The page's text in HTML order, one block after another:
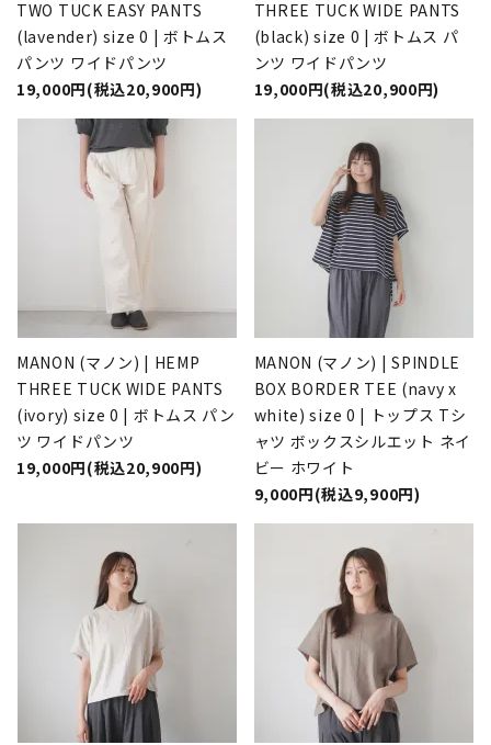
TWO TUCK EASY PANTS
(lavender) size 0 | ボトムス
パンツ ワイドパンツ
19,000円(税込20,900円)
THREE TUCK WIDE PANTS
(black) size 0 | ボトムス パ
ンツ ワイドパンツ
19,000円(税込20,900円)
MANON (マノン) | HEMP
THREE TUCK WIDE PANTS
(ivory) size 0 | ボトムス パン
ツ ワイドパンツ
19,000円(税込20,900円)
MANON (マノン) | SPINDLE
BOX BORDER TEE (navy x
white) size 0 | トップス Tシ
ャツ ボックスシルエット ネイ
ビー ホワイト
9,000円(税込9,900円)